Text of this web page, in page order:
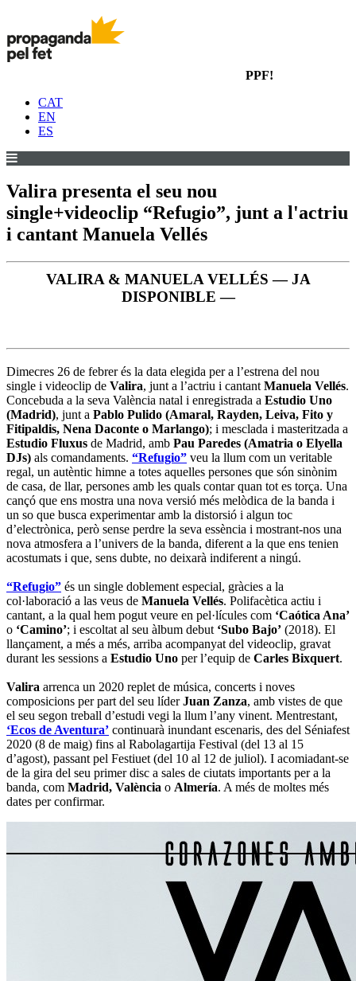
PPF!
CAT
EN
ES
Valira presenta el seu nou
single+videoclip “Refugio”, junt a l'actriu
i cantant Manuela Vellés
VALIRA & MANUELA VELLÉS — JA
DISPONIBLE —
Dimecres 26 de febrer és la data elegida per a l’estrena del nou
single i videoclip de Valira, junt a l’actriu i cantant Manuela Vellés.
Concebuda a la seva València natal i enregistrada a Estudio Uno
(Madrid), junt a Pablo Pulido (Amaral, Rayden, Leiva, Fito y
Fitipaldis, Nena Daconte o Marlango); i mesclada i masteritzada a
Estudio Fluxus de Madrid, amb Pau Paredes (Amatria o Elyella
DJs) als comandaments. “Refugio” veu la llum com un veritable
regal, un autèntic himne a totes aquelles persones que són sinònim
de casa, de llar, persones amb les quals contar quan tot es torça. Una
cançó que ens mostra una nova versió més melòdica de la banda i
un so que busca experimentar amb la distorsió i algun toc
d’electrònica, però sense perdre la seva essència i mostrant-nos una
nova atmosfera a l’univers de la banda, diferent a la que ens tenien
acostumats i que, sens dubte, no deixarà indiferent a ningú.
“Refugio” és un single doblement especial, gràcies a la
col·laboració a las veus de Manuela Vellés. Polifacètica actiu i
cantant, a la qual hem pogut veure en pel·lícules com ‘Caótica Ana’
o ‘Camino’; i escoltat al seu àlbum debut ‘Subo Bajo’ (2018). El
llançament, a més a més, arriba acompanyat del videoclip, gravat
durant les sessions a Estudio Uno per l’equip de Carles Bixquert.
Valira arrenca un 2020 replet de música, concerts i noves
composicions per part del seu líderJuan Zanza, amb vistes de que
el seu segon treball d’estudi vegi la llum l’any vinent. Mentrestant,
‘Ecos de Aventura’ continuarà inundant escenaris, des del Séniafest
2020 (8 de maig) fins al Rabolagartija Festival (del 13 al 15
d’agost), passant pel Festiuet (del 10 al 12 de juliol). I acomiadant-se
de la gira del seu primer disc a sales de ciutats importants per a la
banda, com Madrid, València o Almería. A més de moltes més
dates per confirmar.